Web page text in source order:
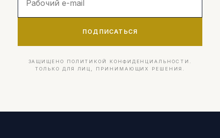
ПОДПИСАТЬСЯ
ЗАЩИЩЕНО ПОЛИТИКОЙ КОНФИДЕНЦИАЛЬНОСТИ.
ТОЛЬКО ДЛЯ ЛИЦ, ПРИНИМАЮЩИХ РЕШЕНИЯ.